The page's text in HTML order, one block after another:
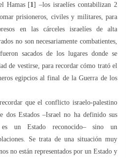
Hamas [1] –los israelíes contabilizan 2
prisioneros, civiles y militares, para
en las cárceles israelíes de alta
no son necesariamente combatientes,
sacados de los lugares donde se
de vestirse, para recordar cómo trató el
egipcios al final de la Guerra de los
que el conflicto israelo-palestino
dos Estados –Israel no ha definido sus
un Estado reconocido– sino un
Se trata de una situación muy
no están representados por un Estado y